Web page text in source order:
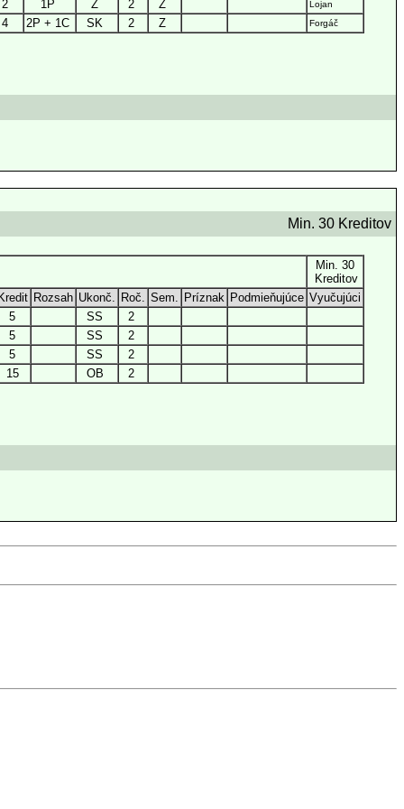
2 1P Z 2 Z Lojan
4 2P + 1C SK 2 Z Forgáč
Min. 30 Kreditov
Min. 30
Kreditov
Rozsah Ukonč. Roč. Sem. Príznak Podmieňujúce Vyučujúci
5
SS
2
5
SS
2
5
SS
2
15
OB 2